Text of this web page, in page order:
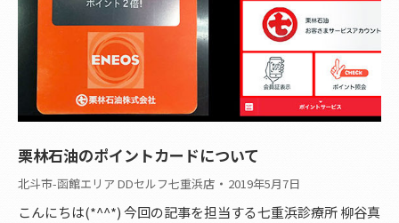
栗林石油のポイントカードについて
北斗市-函館エリア DDセルフ七重浜店 2019年5月7日
こんにちは(*^^*) 今回の記事を担当する七重浜診療所 柳谷真